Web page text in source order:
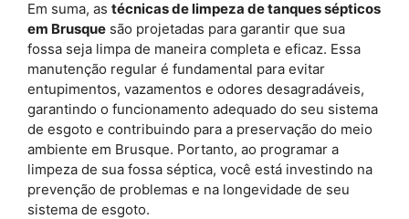
Em suma, as técnicas de limpeza de tanques sépticos
em Brusque são projetadas para garantir que sua
fossa seja limpa de maneira completa e eficaz. Essa
manutenção regular é fundamental para evitar
entupimentos, vazamentos e odores desagradáveis,
garantindo o funcionamento adequado do seu sistema
de esgoto e contribuindo para a preservação do meio
ambiente em Brusque. Portanto, ao programar a
limpeza de sua fossa séptica, você está investindo na
prevenção de problemas e na longevidade de seu
sistema de esgoto.